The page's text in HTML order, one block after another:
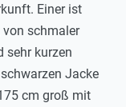
Einer ist
schmaler
sehr kurzen
Jacke
cm groß mit